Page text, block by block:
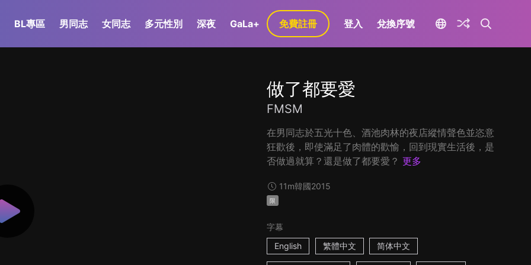
BL專區 男同志 女同志 多元性別 深夜 GaLa+ 免費註冊 登入 兌換序號
做了都要愛
FMSM
在男同志於五光十色、酒池肉林的夜店縱情聲色並恣意
狂歡後，即使滿足了肉體的歡愉，回到現實生活後，是
否做過就算？還是做了都要愛？ 更多
11m韓國2015
限
字幕
English
繁體中文 简体中文